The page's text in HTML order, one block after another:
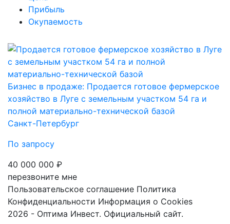
Прибыль
Окупаемость
Бизнес в продаже: Продается готовое фермерское
хозяйство в Луге с земельным участком 54 га и
полной материально-технической базой
Санкт-Петербург
По запросу
40 000 000 ₽
перезвоните мне
Пользовательское соглашение Политика
Конфиденциальности Информация о Cookies
2026 - Оптима Инвест. Официальный сайт.